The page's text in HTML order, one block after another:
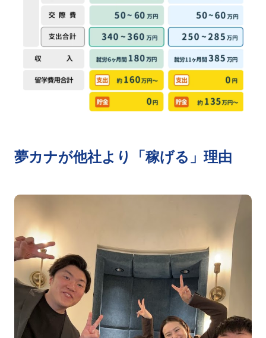
夢カナが他社より「稼げる」理由